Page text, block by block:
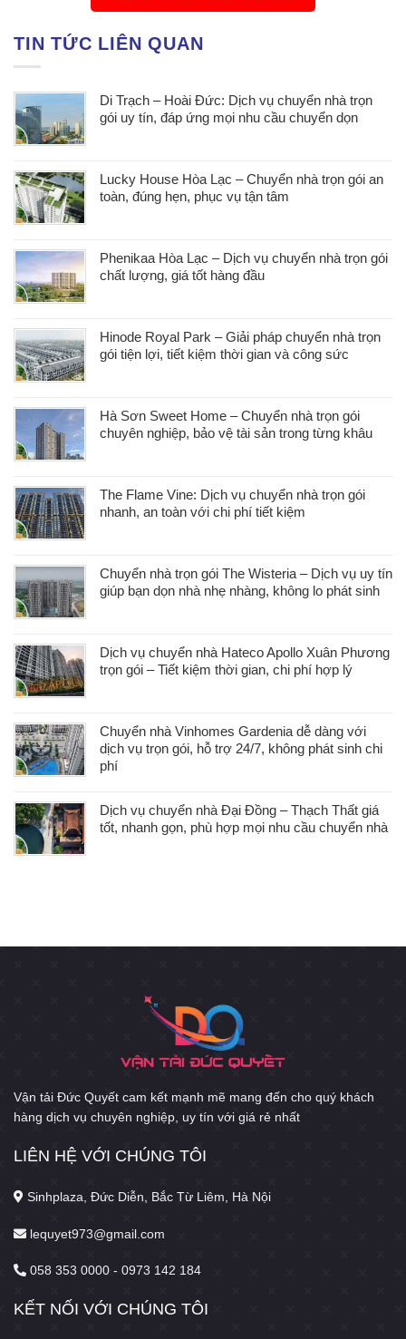
TIN TỨC LIÊN QUAN
Di Trạch – Hoài Đức: Dịch vụ chuyển nhà trọn
gói uy tín, đáp ứng mọi nhu cầu chuyển dọn
Lucky House Hòa Lạc – Chuyển nhà trọn gói an
toàn, đúng hẹn, phục vụ tận tâm
Phenikaa Hòa Lạc – Dịch vụ chuyển nhà trọn gói
chất lượng, giá tốt hàng đầu
Hinode Royal Park – Giải pháp chuyển nhà trọn
gói tiện lợi, tiết kiệm thời gian và công sức
Hà Sơn Sweet Home – Chuyển nhà trọn gói
chuyên nghiệp, bảo vệ tài sản trong từng khâu
The Flame Vine: Dịch vụ chuyển nhà trọn gói
nhanh, an toàn với chi phí tiết kiệm
Chuyển nhà trọn gói The Wisteria – Dịch vụ uy tín
giúp bạn dọn nhà nhẹ nhàng, không lo phát sinh
Dịch vụ chuyển nhà Hateco Apollo Xuân Phương
trọn gói – Tiết kiệm thời gian, chi phí hợp lý
Chuyển nhà Vinhomes Gardenia dễ dàng với
dịch vụ trọn gói, hỗ trợ 24/7, không phát sinh chi
phí
Dịch vụ chuyển nhà Đại Đồng – Thạch Thất giá
tốt, nhanh gọn, phù hợp mọi nhu cầu chuyển nhà
Vận tải Đức Quyết cam kết mạnh mẽ mang đến cho quý khách
hàng dịch vụ chuyên nghiệp, uy tín với giá rẻ nhất
LIÊN HỆ VỚI CHÚNG TÔI
Sinhplaza, Đức Diễn, Bắc Từ Liêm, Hà Nội
lequyet973@gmail.com
058 353 0000 - 0973 142 184
KẾT NỐI VỚI CHÚNG TÔI